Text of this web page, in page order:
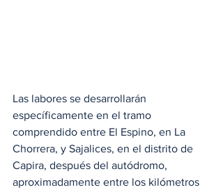
Las labores se desarrollarán
específicamente en el tramo
comprendido entre El Espino, en La
Chorrera, y Sajalices, en el distrito de
Capira, después del autódromo,
aproximadamente entre los kilómetros